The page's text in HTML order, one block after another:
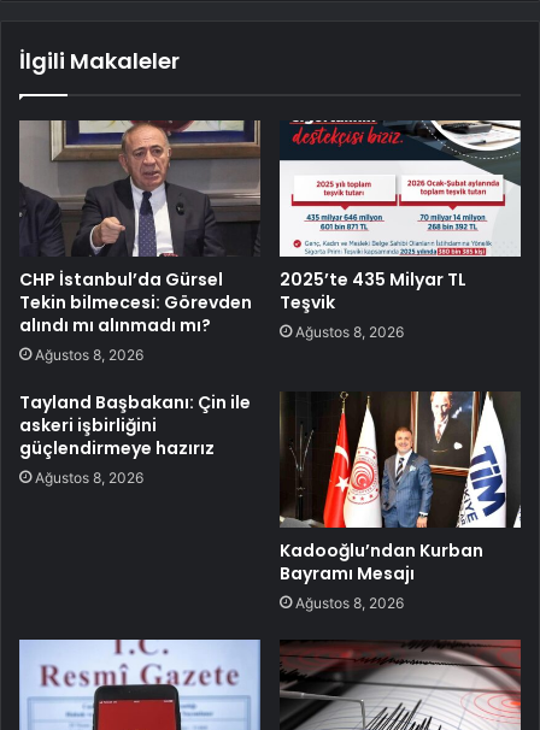
İlgili Makaleler
CHP İstanbul’da Gürsel
Tekin bilmecesi: Görevden
alındı mı alınmadı mı?
Ağustos 8, 2026
2025’te 435 Milyar TL
Teşvik
Ağustos 8, 2026
Tayland Başbakanı: Çin ile
askeri işbirliğini
güçlendirmeye hazırız
Ağustos 8, 2026
Kadooğlu’ndan Kurban
Bayramı Mesajı
Ağustos 8, 2026